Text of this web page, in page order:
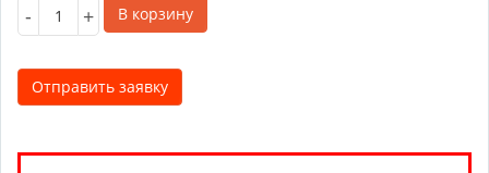
- + В корзину
Отправить заявку